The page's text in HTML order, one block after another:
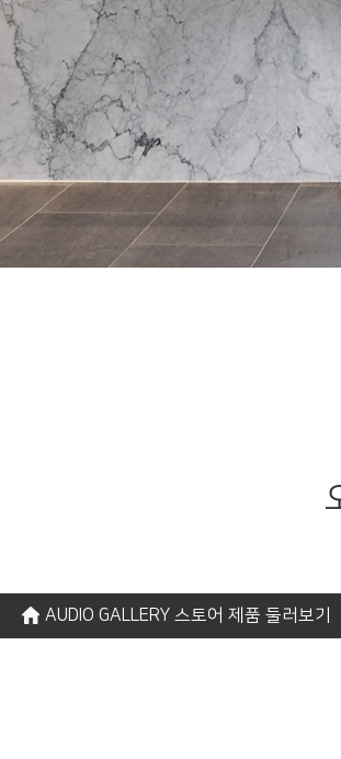
AUDIO GALLERY 스토어 제품 둘러보기